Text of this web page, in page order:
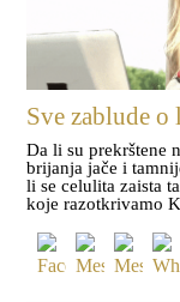
Sve zablude o
Da li su prekrštene
brijanja jače i
li se celulita zaista
koje razotkrivamo